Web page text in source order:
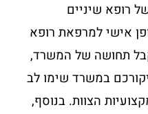
רופא שיניים
אישי למרפאת רופא
תחושה של המשרד,
במשרד שימו לב
הצוות. בנוסף,